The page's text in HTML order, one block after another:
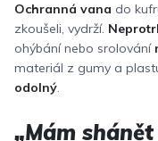
Ochranná vana do
zkoušeli, vydrží.
ohýbání nebo srolování
materiál z gumy a
odolný.
„Mám